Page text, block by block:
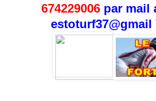
674229006 par mail
estoturf37@gmail